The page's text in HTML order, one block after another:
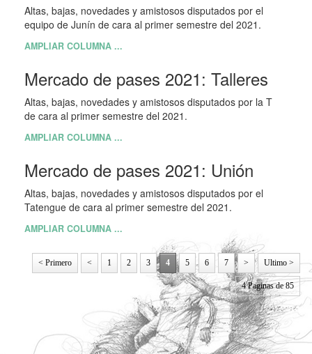
Altas, bajas, novedades y amistosos disputados por el
equipo de Junín de cara al primer semestre del 2021.
AMPLIAR COLUMNA ...
Mercado de pases 2021: Talleres
Altas, bajas, novedades y amistosos disputados por la T
de cara al primer semestre del 2021.
AMPLIAR COLUMNA ...
Mercado de pases 2021: Unión
Altas, bajas, novedades y amistosos disputados por el
Tatengue de cara al primer semestre del 2021.
AMPLIAR COLUMNA ...
< Primero < 1 2 3 4 5 6 7 > Ultimo >
4 Paginas de 85